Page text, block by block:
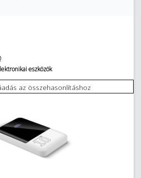
eszközök
az összehasonlításhoz